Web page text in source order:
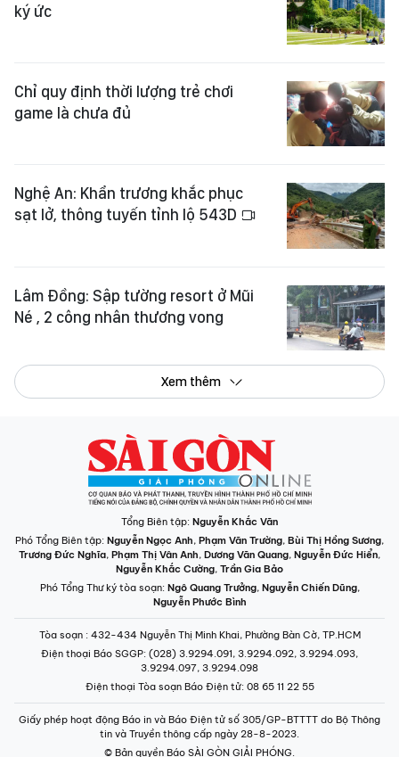
ký ức
Chỉ quy định thời lượng trẻ chơi
game là chưa đủ
Nghệ An: Khẩn trương khắc phục
sạt lở, thông tuyến tỉnh lộ 543D
Lâm Đồng: Sập tường resort ở Mũi
Né , 2 công nhân thương vong
Xem thêm
Tổng Biên tập: Nguyễn Khắc Văn
Phó Tổng Biên tập: Nguyễn Ngọc Anh, Phạm Văn Trường, Bùi Thị Hồng Sương,
Trương Đức Nghĩa, Phạm Thị Vân Anh, Dương Văn Quang, Nguyễn Đức Hiển,
Nguyễn Khắc Cường, Trần Gia Bảo
Phó Tổng Thư ký tòa soạn: Ngô Quang Trưởng, Nguyễn Chiến Dũng,
Nguyễn Phước Bình
Tòa soạn : 432-434 Nguyễn Thị Minh Khai, Phường Bàn Cờ, TP.HCM
Điện thoại Báo SGGP: (028) 3.9294.091, 3.9294.092, 3.9294.093,
3.9294.097, 3.9294.098
Điện thoại Tòa soạn Báo Điện tử: 08 65 11 22 55
Giấy phép hoạt động Báo in và Báo Điện tử số 305/GP-BTTTT do Bộ Thông
tin và Truyền thông cấp ngày 28-8-2023.
© Bản quyền Báo SÀI GÒN GIẢI PHÓNG.